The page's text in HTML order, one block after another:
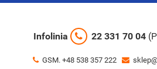
Infolinia 22 331 70 04
GSM. +48 538 357 222